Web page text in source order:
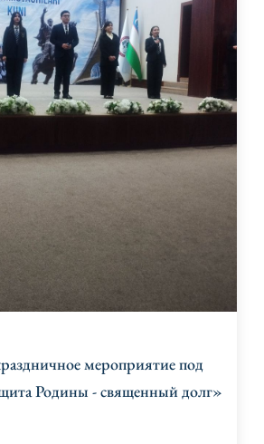
мероприятие под
Родины - cвященный долг»